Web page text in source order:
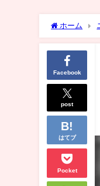
ホーム
Facebook
post
はてブ
Pocket